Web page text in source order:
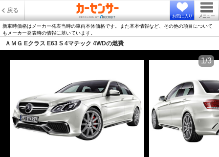
戻る
お気に入り メニュー
新車時価格はメーカー発表当時の車両本体価格です。また基本情報など、その他の項目について
もメーカー発表時の情報に基いています。
ＡＭＧ Eクラス E63 S 4マチック 4WDの燃費
1/3